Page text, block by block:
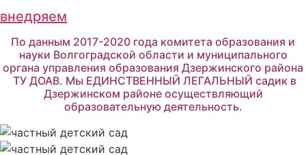
внедряем
По данным 2017-2020 года комитета образования и
науки Волгоградской области и муниципального
органа управления образования Дзержинского района
ТУ ДОАВ. Мы ЕДИНСТВЕННЫЙ ЛЕГАЛЬНЫЙ садик в
Дзержинском районе осуществляющий
образовательную деятельность.